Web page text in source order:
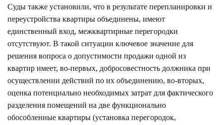
Суды также установили, что в результате перепланировки и
переустройства квартиры объединены, имеют
единственный вход, межквартирные перегородки
отсутствуют. В такой ситуации ключевое значение для
решения вопроса о допустимости продажи одной из
квартир имеет, во-первых, добросовестность должника при
осуществлении действий по их объединению, во-вторых,
оценка потенциально необходимых затрат для фактического
разделения помещений на две функционально
обособленные квартиры (установка перегородок,